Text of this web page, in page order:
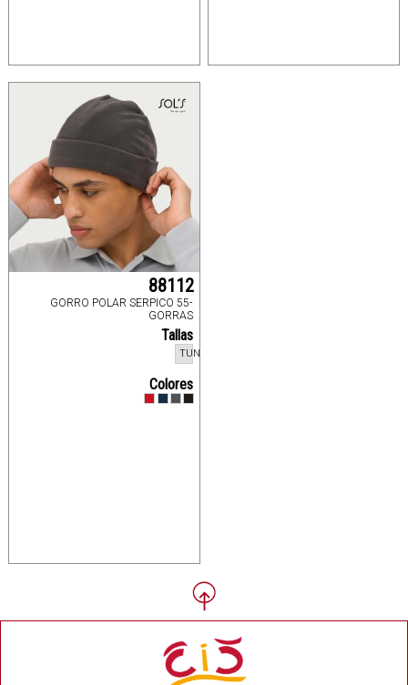
88112
GORRO POLAR SERPICO 55-
GORRAS
Tallas
TUN
Colores